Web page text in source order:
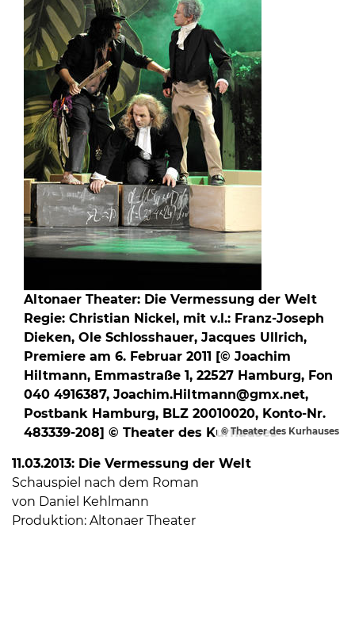
© Theater des Kurhauses
Altonaer Theater: Die Vermessung der Welt
Regie: Christian Nickel, mit v.l.: Franz-Joseph
Dieken, Ole Schlosshauer, Jacques Ullrich,
Premiere am 6. Februar 2011 [© Joachim
Hiltmann, Emmastraße 1, 22527 Hamburg, Fon
040 4916387, Joachim.Hiltmann@gmx.net,
Postbank Hamburg, BLZ 20010020, Konto-Nr.
483339-208] © Theater des Kurhauses
11.03.2013: Die Vermessung der Welt
Schauspiel nach dem Roman
von Daniel Kehlmann
Produktion: Altonaer Theater